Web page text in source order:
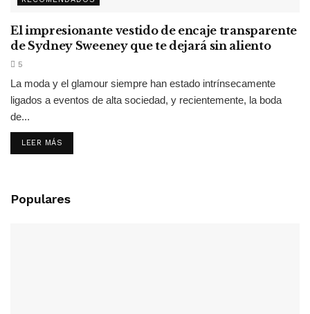
El impresionante vestido de encaje transparente
de Sydney Sweeney que te dejará sin aliento
5
La moda y el glamour siempre han estado intrínsecamente
ligados a eventos de alta sociedad, y recientemente, la boda
de...
LEER MÁS
Populares